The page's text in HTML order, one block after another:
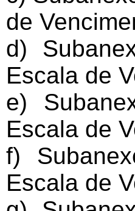
de
d)
Escala de
e)
Escala de
f)
Escala de